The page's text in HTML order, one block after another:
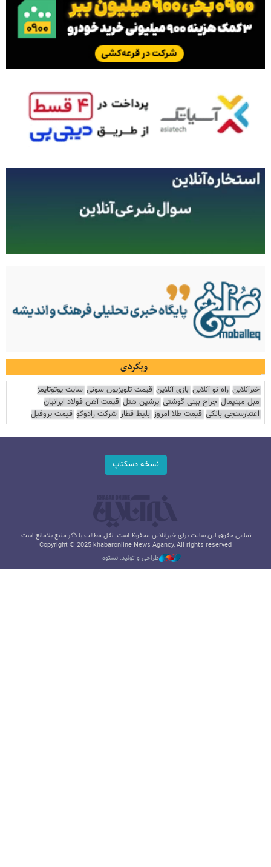
وبگردی
خبرآنلاین راه نو آنلاین بازی آنلاین قیمت تلویزیون سونی سایت یوتوتایمز
مبل مینیمال جراح بینی گوشتی پرشین هتل قیمت آهن فولاد ایرانیان
اعتبارسنجی بانکی قیمت طلا امروز بلیط قطار شرکت رادوکو قیمت پروفیل
نسخه دسکتاپ
تمامی حقوق این سایت برای خبرآنلاین محفوظ است. نقل مطالب با ذکر منبع بلامانع است.
Copyright © 2025 khabaronline News Agancy, All rights reserved
طراحی و تولید: نستوه